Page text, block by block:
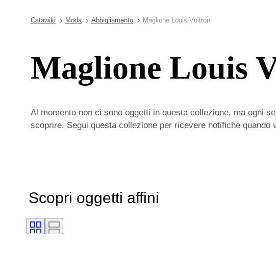
Catawiki Moda Abbigliamento Maglione Louis Vuitton
Maglione Louis
Al momento non ci sono oggetti in questa collezione, ma ogni
scoprire. Segui questa collezione per ricevere notifiche quando
Scopri oggetti affini